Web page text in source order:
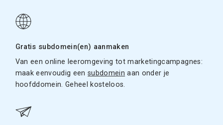
Gratis subdomein(en) aanmaken
Van een online leeromgeving tot marketingcampagnes:
maak eenvoudig eensubdomein aan onder je
hoofddomein. Geheel kosteloos.